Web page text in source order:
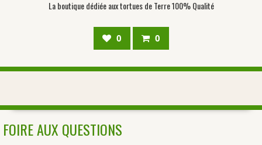
La boutique dédiée aux tortues de Terre 100% Qualité
0 0
FOIRE AUX QUESTIONS